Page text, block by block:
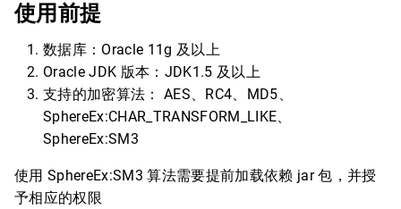
使用前提
数据库：Oracle 11g 及以上
Oracle JDK 版本：JDK1.5 及以上
支持的加密算法： AES、RC4、MD5、
SphereEx:CHAR_TRANSFORM_LIKE、
SphereEx:SM3
使用 SphereEx:SM3 算法需要提前加载依赖 jar 包，并授
予相应的权限